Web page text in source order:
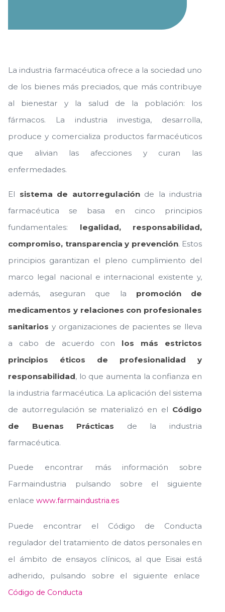
La industria farmacéutica ofrece a la sociedad uno
de los bienes más preciados, que más contribuye
al bienestar y la salud de la población: los
fármacos. La industria investiga, desarrolla,
produce y comercializa productos farmacéuticos
que alivian las afecciones y curan las
enfermedades.
El sistema de autorregulaciónde la industria
farmacéutica se basa en cinco principios
fundamentales: legalidad, responsabilidad,
compromiso, transparencia y prevención. Estos
principios garantizan el pleno cumplimiento del
marco legal nacional e internacional existente y,
además, aseguran que la promoción de
medicamentos y relaciones con profesionales
sanitarios y organizaciones de pacientes se lleva
a cabo de acuerdo con los más estrictos
principios éticos de profesionalidad y
responsabilidad, lo que aumenta la confianza en
la industria farmacéutica. La aplicación del sistema
de autorregulación se materializó en el Código
de Buenas Prácticas de la industria
farmacéutica.
Puede encontrar más información sobre
Farmaindustria pulsando sobre el siguiente
enlace www.farmaindustria.es
Puede encontrar el Código de Conducta
regulador del tratamiento de datos personales en
el ámbito de ensayos clínicos, al que Eisai está
adherido, pulsando sobre el siguiente enlace
Código de Conducta